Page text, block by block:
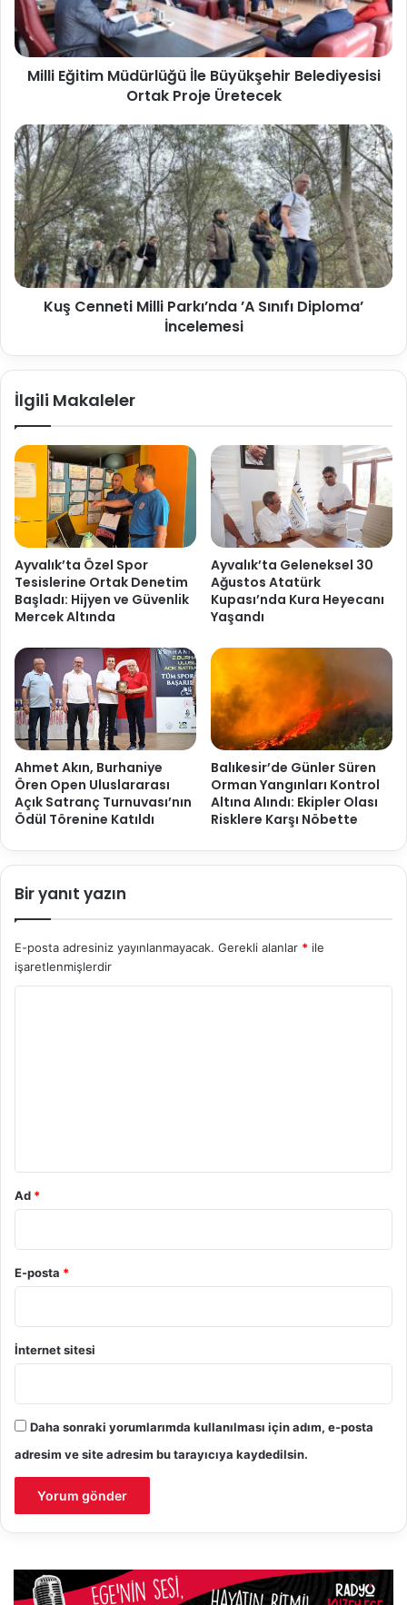
Milli Eğitim Müdürlüğü İle Büyükşehir Belediyesisi
Ortak Proje Üretecek
Kuş Cenneti Milli Parkı’nda ’A Sınıfı Diploma’
İncelemesi
İlgili Makaleler
Ayvalık’ta Özel Spor
Tesislerine Ortak Denetim
Başladı: Hijyen ve Güvenlik
Mercek Altında
Ayvalık’ta Geleneksel 30
Ağustos Atatürk
Kupası’nda Kura Heyecanı
Yaşandı
Ahmet Akın, Burhaniye
Ören Open Uluslararası
Açık Satranç Turnuvası’nın
Ödül Törenine Katıldı
Balıkesir’de Günler Süren
Orman Yangınları Kontrol
Altına Alındı: Ekipler Olası
Risklere Karşı Nöbette
Bir yanıt yazın
E-posta adresiniz yayınlanmayacak. Gerekli alanlar * ile
işaretlenmişlerdir
Ad *
E-posta *
İnternet sitesi
Daha sonraki yorumlarımda kullanılması için adım, e-posta
adresim ve site adresim bu tarayıcıya kaydedilsin.